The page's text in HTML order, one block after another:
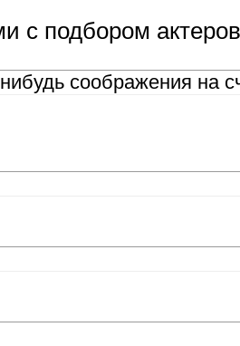
с подбором
соображения на